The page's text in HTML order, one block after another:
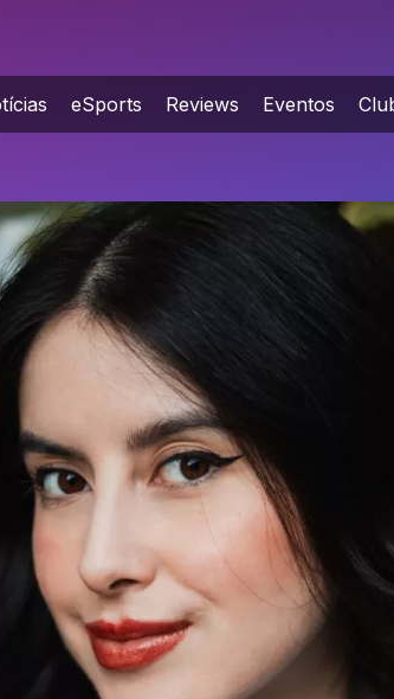
eSports Reviews Eventos